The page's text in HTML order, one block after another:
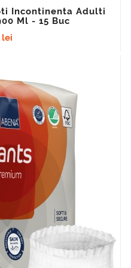
Incontinenta Adulti
Ml - 15 Buc
lei